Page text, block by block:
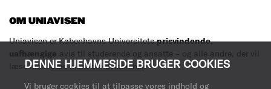
DENNE HJEMMESIDE BRUGER COOKIES
Vi bruger cookies til at tilpasse vores indhold og
OM UNIAVISEN
Uniavisen er Københavns Universitetsprisvindende,
uafhængige avis til studerende og ansatte – og alle andre, der vil
læse med.Læs mere om avisen her.